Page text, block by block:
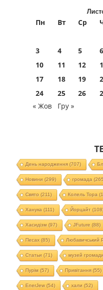
Пн Вт Ср
3
4 5 6
10
11 12
17
18 19
24
25 26
« Жов
Гру »
День народження(707)
Новини (299) громада
Свято (211) Колель Тора
Ханука (111) Йорцайт
Хасидізм (97) JFuture (88)
Песах(85) Любавичський
Статьи (71) музей
Пурім (57) Привітання(55)
EnerJew(54) хали (52)